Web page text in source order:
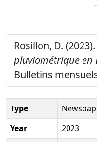
Rosillon, D. (2023).
pluviométrique en
Bulletins
Type
Year
2023